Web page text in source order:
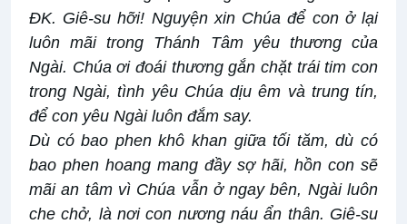
ĐK. Giê-su hỡi! Nguyện xin Chúa để con ở lại
luôn mãi trong Thánh Tâm yêu thương của
Ngài. Chúa ơi đoái thương gắn chặt trái tim con
trong Ngài, tình yêu Chúa dịu êm và trung tín,
để con yêu Ngài luôn đắm say.
Dù có bao phen khô khan giữa tối tăm, dù có
bao phen hoang mang đầy sợ hãi, hồn con sẽ
mãi an tâm vì Chúa vẫn ở ngay bên, Ngài luôn
che chở, là nơi con nương náu ẩn thân. Giê-su